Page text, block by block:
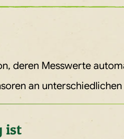
deren Messwerte
an
ist